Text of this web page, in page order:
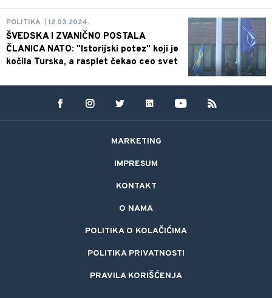
POLITIKA 12.03.2024.
ŠVEDSKA I ZVANIČNO POSTALA
ČLANICA NATO: "Istorijski potez" koji je
kočila Turska, a rasplet čekao ceo svet
MARKETING
IMPRESUM
KONTAKT
O NAMA
POLITIKA O KOLAČIĆIMA
POLITIKA PRIVATNOSTI
PRAVILA KORIŠĆENJA